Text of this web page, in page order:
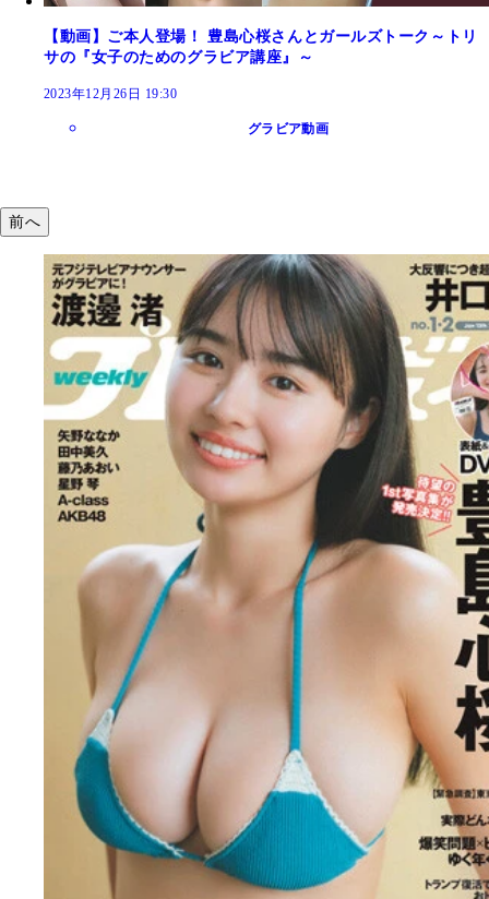
【動画】ご本人登場！ 豊島心桜さんとガールズトーク～トリ
サの『女子のためのグラビア講座』～
2023年12月26日 19:30
グラビア動画
前へ